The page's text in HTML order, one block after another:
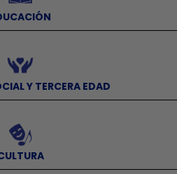
Y TERCERA EDAD